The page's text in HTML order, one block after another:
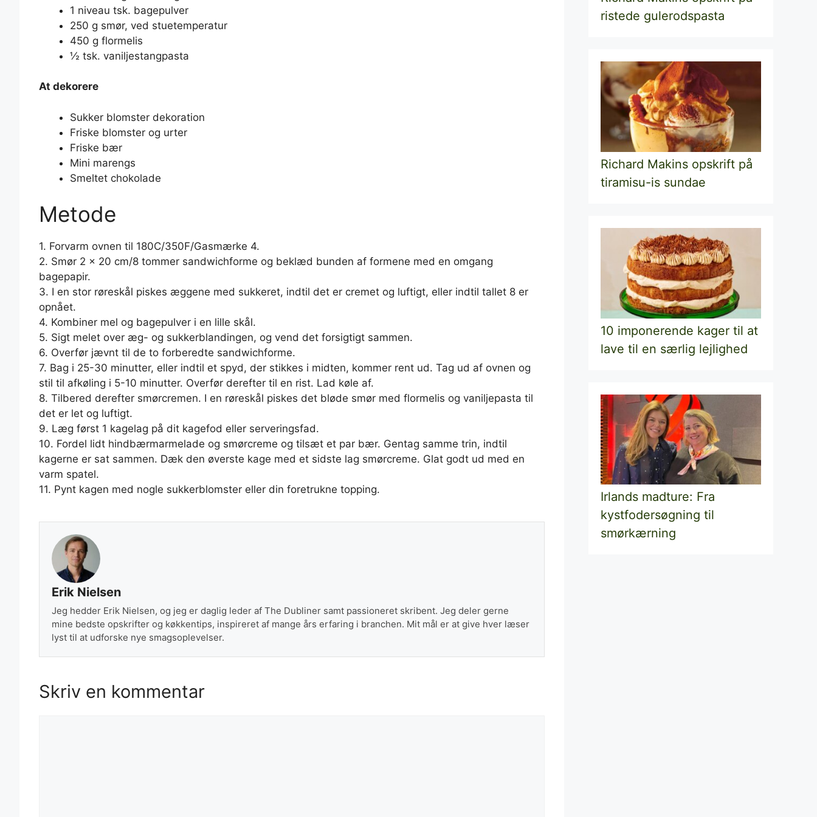
1 niveau tsk. bagepulver
250 g smør, ved stuetemperatur
450 g flormelis
½ tsk. vaniljestangpasta
At dekorere
Sukker blomster dekoration
Friske blomster og urter
Friske bær
Mini marengs
Smeltet chokolade
Metode
1. Forvarm ovnen til 180C/350F/Gasmærke 4.
2. Smør 2 x 20 cm/8 tommer sandwichforme og beklæd bunden af ​​formene med en omgang
bagepapir.
3. I en stor røreskål piskes æggene med sukkeret, indtil det er cremet og luftigt, eller indtil tallet 8 er
opnået.
4. Kombiner mel og bagepulver i en lille skål.
5. Sigt melet over æg- og sukkerblandingen, og vend det forsigtigt sammen.
6. Overfør jævnt til de to forberedte sandwichforme.
7. Bag i 25-30 minutter, eller indtil et spyd, der stikkes i midten, kommer rent ud. Tag ud af ovnen og
stil til afkøling i 5-10 minutter. Overfør derefter til en rist. Lad køle af.
8. Tilbered derefter smørcremen. I en røreskål piskes det bløde smør med flormelis og vaniljepasta til
det er let og luftigt.
9. Læg først 1 kagelag på dit kagefod eller serveringsfad.
10. Fordel lidt hindbærmarmelade og smørcreme og tilsæt et par bær. Gentag samme trin, indtil
kagerne er sat sammen. Dæk den øverste kage med et sidste lag smørcreme. Glat godt ud med en
varm spatel.
11. Pynt kagen med nogle sukkerblomster eller din foretrukne topping.
Erik Nielsen
Jeg hedder Erik Nielsen, og jeg er daglig leder af The Dubliner samt passioneret skribent. Jeg deler gerne
mine bedste opskrifter og køkkentips, inspireret af mange års erfaring i branchen. Mit mål er at give hver læser
lyst til at udforske nye smagsoplevelser.
Skriv en kommentar
ristede gulerodspasta
Richard Makins opskrift på
tiramisu-is sundae
10 imponerende kager til at
lave til en særlig lejlighed
Irlands madture: Fra
kystfodersøgning til
smørkærning